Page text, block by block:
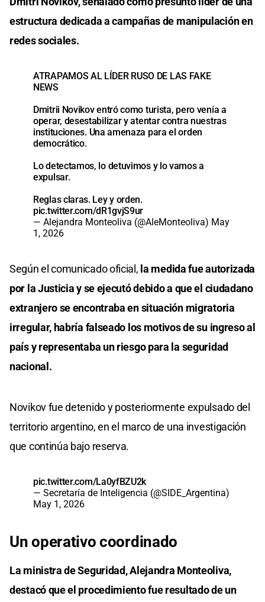
estructura dedicada a campañas de manipulación en
redes sociales.
ATRAPAMOS AL LÍDER RUSO DE LAS FAKE
NEWS
Dmitrii Novikov entró como turista, pero venía a
operar, desestabilizar y atentar contra nuestras
instituciones. Una amenaza para el orden
democrático.
Lo detectamos, lo detuvimos y lo vamos a
expulsar.
Reglas claras. Ley y orden.
pic.twitter.com/dR1gvjS9ur
— Alejandra Monteoliva (@AleMonteoliva) May
1, 2026
Según el comunicado oficial, la medida fue autorizada
por la Justicia y se ejecutó debido a que el ciudadano
extranjero se encontraba en situación migratoria
irregular, habría falseado los motivos de su ingreso al
país y representaba un riesgo para la seguridad
nacional.
Novikov fue detenido y posteriormente expulsado del
territorio argentino, en el marco de una investigación
que continúa bajo reserva.
pic.twitter.com/La0yfBZU2k
— Secretaría de Inteligencia (@SIDE_Argentina)
May 1, 2026
Un operativo coordinado
La ministra de Seguridad, Alejandra Monteoliva,
destacó que el procedimiento fue resultado de un